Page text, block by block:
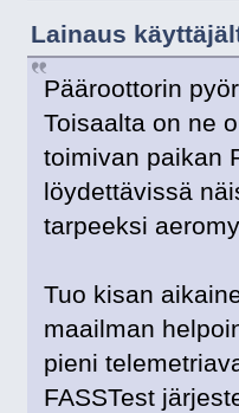
Lainaus
Pääroottorin
Toisaalta on ne
toimivan paikan
löydettävissä
tarpeeksi
Tuo kisan
maailman
pieni
FASSTest